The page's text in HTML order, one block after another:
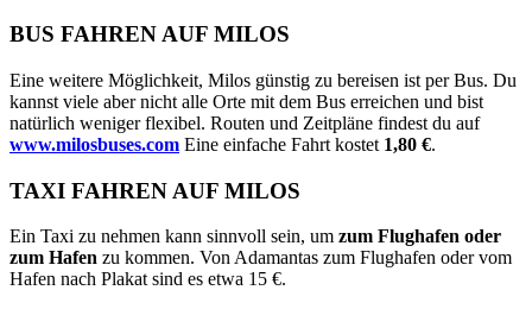
BUS FAHREN AUF MILOS
Eine weitere Möglichkeit, Milos günstig zu bereisen ist per Bus. Du
kannst viele aber nicht alle Orte mit dem Bus erreichen und bist
natürlich weniger flexibel. Routen und Zeitpläne findest du auf
www.milosbuses.com Eine einfache Fahrt kostet 1,80 €.
TAXI FAHREN AUF MILOS
Ein Taxi zu nehmen kann sinnvoll sein, um zum Flughafen oder
zum Hafen zu kommen. Von Adamantas zum Flughafen oder vom
Hafen nach Plakat sind es etwa 15 €.